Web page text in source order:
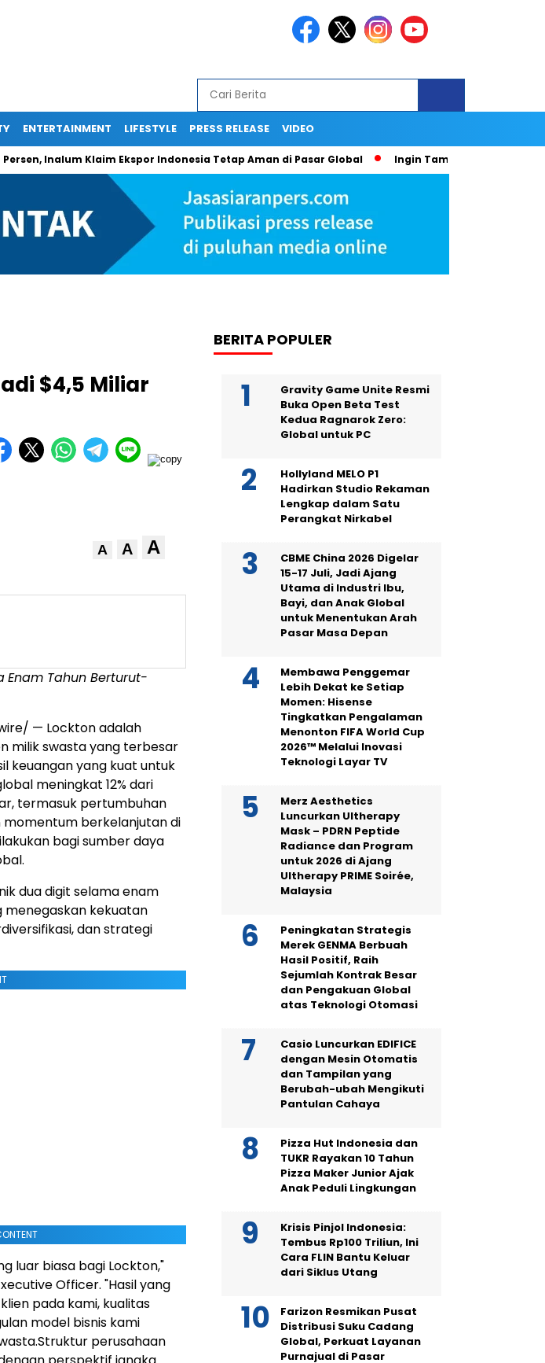
ENTERTAINMENT LIFESTYLE PRESS RELEASE VIDEO
Inalum Klaim Ekspor Indonesia Tetap Aman di Pasar Global Ingin Tampil Seperti Seleb di
$4,5 Miliar
A A A
Enam Tahun Berturut-
— Lockton adalah
milik swasta yang terbesar
keuangan yang kuat untuk
meningkat 12% dari
termasuk pertumbuhan
momentum berkelanjutan di
bagi sumber daya
dua digit selama enam
kekuatan
dan strategi
luar biasa bagi Lockton,"
Officer. "Hasil yang
pada kami, kualitas
model bisnis kami
perusahaan
BERITA POPULER
Gravity Game Unite Resmi
Buka Open Beta Test
Kedua Ragnarok Zero:
Global untuk PC
Hollyland MELO P1
Hadirkan Studio Rekaman
Lengkap dalam Satu
Perangkat Nirkabel
CBME China 2026 Digelar
15-17 Juli, Jadi Ajang
Utama di Industri Ibu,
Bayi, dan Anak Global
untuk Menentukan Arah
Pasar Masa Depan
Membawa Penggemar
Lebih Dekat ke Setiap
Momen: Hisense
Tingkatkan Pengalaman
Menonton FIFA World Cup
2026™ Melalui Inovasi
Teknologi Layar TV
Merz Aesthetics
Luncurkan Ultherapy
Mask – PDRN Peptide
Radiance dan Program
untuk 2026 di Ajang
Ultherapy PRIME Soirée,
Malaysia
Peningkatan Strategis
Merek GENMA Berbuah
Hasil Positif, Raih
Sejumlah Kontrak Besar
dan Pengakuan Global
atas Teknologi Otomasi
Casio Luncurkan EDIFICE
dengan Mesin Otomatis
dan Tampilan yang
Berubah-ubah Mengikuti
Pantulan Cahaya
Pizza Hut Indonesia dan
TUKR Rayakan 10 Tahun
Pizza Maker Junior Ajak
Anak Peduli Lingkungan
Krisis Pinjol Indonesia:
Tembus Rp100 Triliun, Ini
Cara FLIN Bantu Keluar
dari Siklus Utang
Farizon Resmikan Pusat
Distribusi Suku Cadang
Global, Perkuat Layanan
Purnajual di Pasar